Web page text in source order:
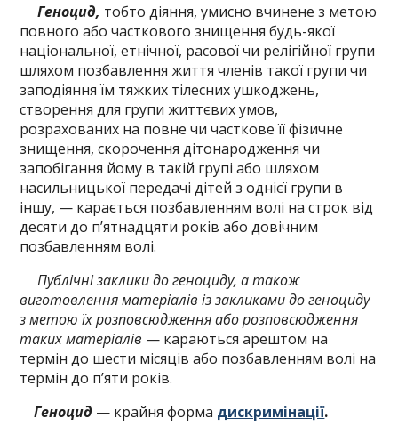
Геноцид, тобто діяння, умисно вчинене з метою
повного або часткового знищення будь-якої
національної, етнічної, расової чи релігійної групи
шляхом позбавлення життя членів такої групи чи
заподіяння їм тяжких тілесних ушкоджень,
створення для групи життєвих умов,
розрахованих на повне чи часткове її фізичне
знищення, скорочення дітонародження чи
запобігання йому в такій групі або шляхом
насильницької передачі дітей з однієї групи в
іншу, — карається позбавленням волі на строк від
десяти до п’ятнадцяти років або довічним
позбавленням волі.
Публічні заклики до геноциду, а також
виготовлення матеріалів із закликами до геноциду
з метою їх розповсюдження або розповсюдження
таких матеріалів — караються арештом на
термін до шести місяців або позбавленням волі на
термін до п’яти років.
Геноцид — крайня форма дискримінації.